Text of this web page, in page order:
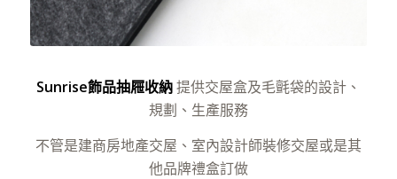
Sunrise飾品抽屜收納提供交屋盒及毛氈袋的設計、
規劃、生產服務
不管是建商房地產交屋、室內設計師裝修交屋或是其
他品牌禮盒訂做